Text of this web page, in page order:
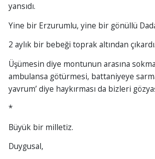
yansıdı.
Yine bir Erzurumlu, yine bir gönüllü
2 aylık bir bebeği toprak altından çıkardı.
Üşümesin diye montunun arasına
ambulansa götürmesi, battaniyeye
yavrum’ diye haykırması da bizleri
*
Büyük bir milletiz.
Duygusal,